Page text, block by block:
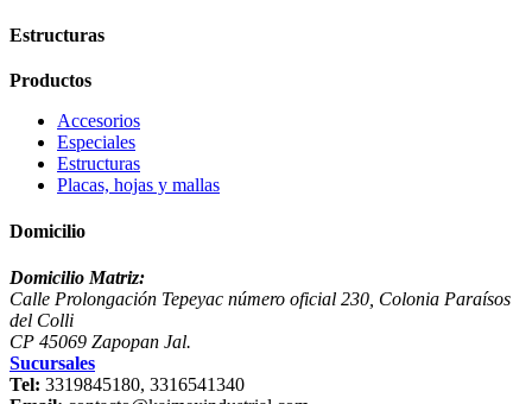
Estructuras
Productos
Accesorios
Especiales
Estructuras
Placas, hojas y mallas
Domicilio
Domicilio Matriz:
Calle Prolongación Tepeyac número oficial 230, Colonia Paraísos
del Colli
CP 45069 Zapopan Jal.
Sucursales
Tel: 3319845180, 3316541340